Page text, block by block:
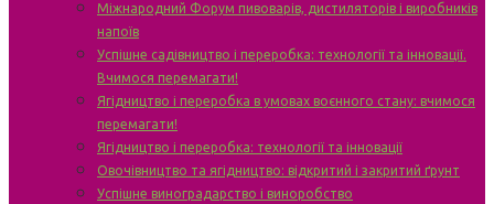
Міжнародний Форум пивоварів, дистиляторів і виробників
напоїв
Успішне садівництво і переробка: технології та інновації.
Вчимося перемагати!
Ягідництво і переробка в умовах воєнного стану: вчимося
перемагати!
Ягідництво і переробка: технології та інновації
Овочівництво та ягідництво: відкритий і закритий ґрунт
Успішне виноградарство і виноробство